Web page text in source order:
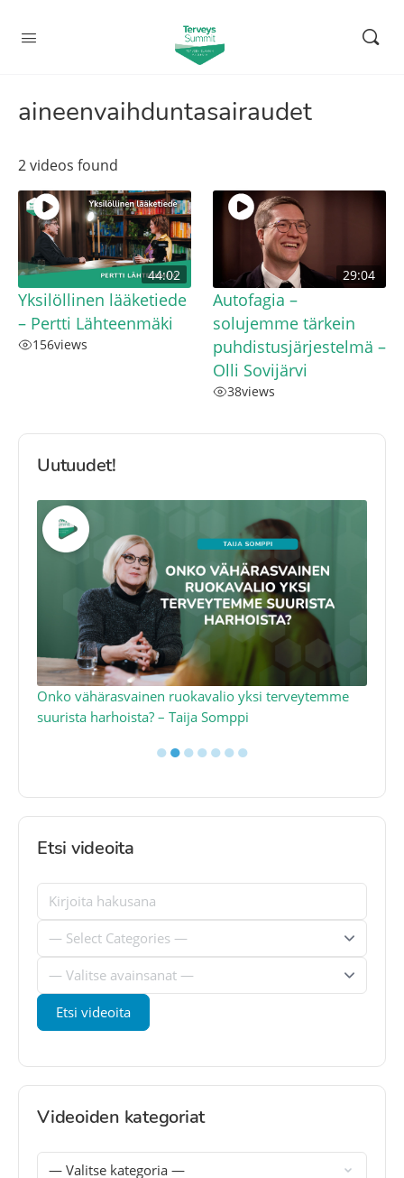
aineenvaihduntasairaudet
2 videos found
44:02
Yksilöllinen lääketiede
– Pertti Lähteenmäki
156views
29:04
Autofagia –
solujemme tärkein
puhdistusjärjestelmä –
Olli Sovijärvi
38views
Uutuudet!
Onko vähärasvainen ruokavalio yksi terveytemme
suurista harhoista? – Taija Somppi
●●●●●●●
Etsi videoita
Videoiden kategoriat